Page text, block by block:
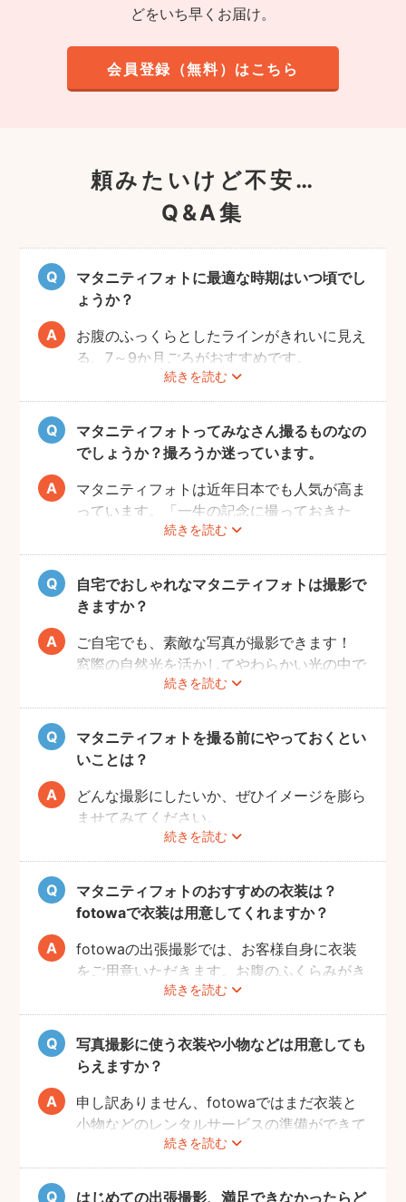
どをいち早くお届け。
会員登録（無料）はこちら
頼みたいけど不安…
Q&A集
マタニティフォトに最適な時期はいつ頃でし
ょうか？
続きを読む
お腹のふっくらとしたラインがきれいに見え
る、7～9か月ごろがおすすめです。
赤ちゃんが出産予定日よりも早く誕生するこ
ともありますので、臨月までの撮影をご検討
いただければと思います。
マタニティフォトってみなさん撮るものなの
でしょうか？撮ろうか迷っています。
続きを読む
マタニティフォトは近年日本でも人気が高ま
っています。「一生の記念に撮っておきた
い」と考える方が増えているようです。
また、マタニティフォトを撮るべきか迷って
いらっしゃる方の多くに、「衣装がはずかし
い」「素肌を見られたくない」と考える方も
多いようです。
fotowaではご自宅への出張も可能ですの
で、ご夫婦らしい装いで自然体なマタニティ
フォトを撮影いただけます。
ご近所の公園でカジュアルに撮影したり、素
肌をみせる衣装ではご自宅で撮影するなど、
撮影時間の範囲内でシーンを変えることも可
能です。
自宅でおしゃれなマタニティフォトは撮影で
きますか？
続きを読む
ご自宅でも、素敵な写真が撮影できます！
窓際の自然光を活かしてやわらかい光の中で
撮影するのが人気です。妊婦さんはお部屋の
お片付けも大変かと思いますが、撮影したい
場所周辺だけお片付けいただく程度で大丈夫
です。
マタニティフォトを撮る前にやっておくとい
いことは？
続きを読む
どんな撮影にしたいか、ぜひイメージを膨ら
ませてみてください。
Instagramやママ向けの雑誌などで、素敵な
撮影事例を見たり、サッシュベルト等の撮影
小物について情報収集するのも楽しいです
よ。また、何より大事なのは被写体のママと
お腹の赤ちゃんの健康です。当日無理せず撮
影を行えるよう、日々健やかに過ごしていた
だければと思います。
マタニティフォトのおすすめの衣装は？
fotowaで衣装は用意してくれますか？
続きを読む
fotowaの出張撮影では、お客様自身に衣装
をご用意いただきます。お腹のふくらみがき
れいに見える薄手のお洋服や、チューブトッ
プにスカート等で、素肌を写すスタイルも人
気です。どうぞお好きな衣装で撮影を楽しん
でくださいね。
写真撮影に使う衣装や小物などは用意しても
らえますか？
続きを読む
申し訳ありません、fotowaではまだ衣装と
小物などのレンタルサービスの準備ができて
おりませんので、お客様ご自身にご用意をお
願いしております。
はじめての出張撮影、満足できなかったらど